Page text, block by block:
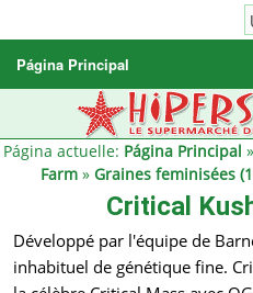
Página Principal
Graines de cannabis
Autres produits
Página actuelle: Página Principal »
Farm » Graines feminisées
Critical
Développé par l'équipe de
inhabituel de génétique fine.